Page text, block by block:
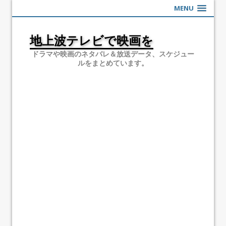
MENU
地上波テレビで映画を
ドラマや映画のネタバレ＆放送データ、スケジュー
ルをまとめています。